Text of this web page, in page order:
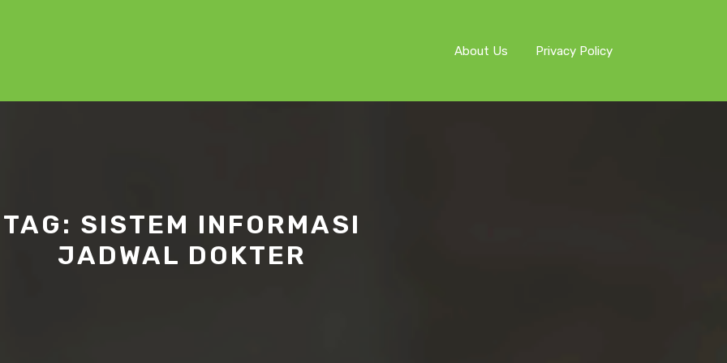
About Us Privacy Policy
TAG: SISTEM INFORMASI
JADWAL DOKTER